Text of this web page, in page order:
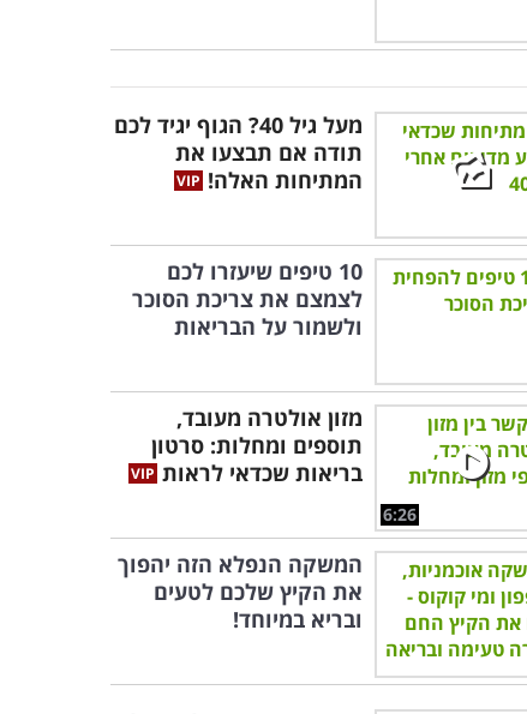
מעל גיל 40? הגוף יגיד לכם
תודה אם תבצעו את
המתיחות האלה!
10 טיפים שיעזרו לכם
לצמצם את צריכת הסוכר
ולשמור על הבריאות
6:26
מזון אולטרה מעובד,
תוספים ומחלות: סרטון
בריאות שכדאי לראות
המשקה הנפלא הזה יהפוך
את הקיץ שלכם לטעים
ובריא במיוחד!